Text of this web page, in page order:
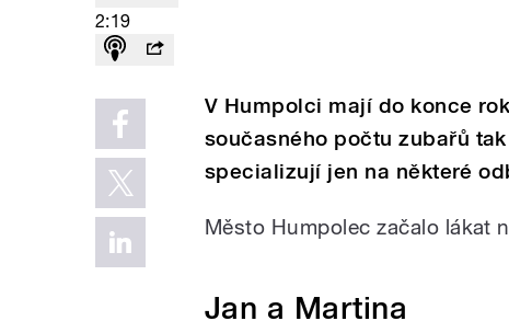
2:19
V Humpolci mají do konce
současného počtu zubařů
specializují jen na některé
Město Humpolec začalo lákat
Jan a Martina